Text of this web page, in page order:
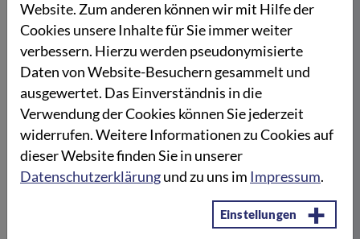
sie Menschen, die sich mit dem Thema
beschäftigen müssen, und reden auf kreative und
lebendige Weise über das Sterben.
Sind Smart Heroes, weil sie:
auf Social Media einen zugänglichen, aber
klar reflektierten Ton finden, um über das
Thema Sterben zu sprechen
durch künstlerische Aktionen, wie einer
Promo-CD mit Musik und Gedichten,
Website. Zum anderen können wir mit Hilfe der
Cookies unsere Inhalte für Sie immer weiter
verbessern. Hierzu werden pseudonymisierte
Daten von Website-Besuchern gesammelt und
ausgewertet. Das Einverständnis in die
Verwendung der Cookies können Sie jederzeit
widerrufen. Weitere Informationen zu Cookies auf
dieser Website finden Sie in unserer
Datenschutzerklärungund zu uns im Impressum.
Einstellungen